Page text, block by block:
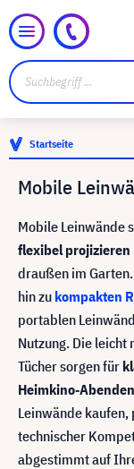
Startseite
Mobile
Mobile Leinwände
flexibel projizieren
draußen im Garten.
hin zu kompakten
portablen
Nutzung. Die
Tücher sorgen für
Leinwände
technischer
abgestimmt auf